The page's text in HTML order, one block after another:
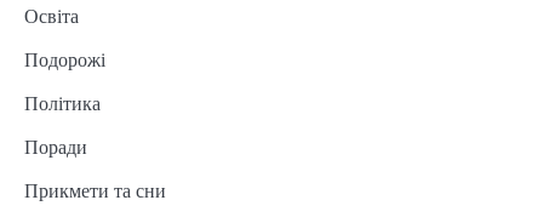
Освіта
Подорожі
Політика
Поради
Прикмети та сни